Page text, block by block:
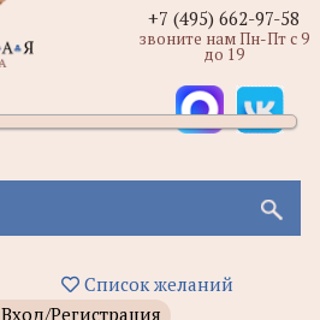
Список желаний
Вход/Регистрация
+7 (495) 662-97-58
звоните нам Пн-Пт с 9
до 19